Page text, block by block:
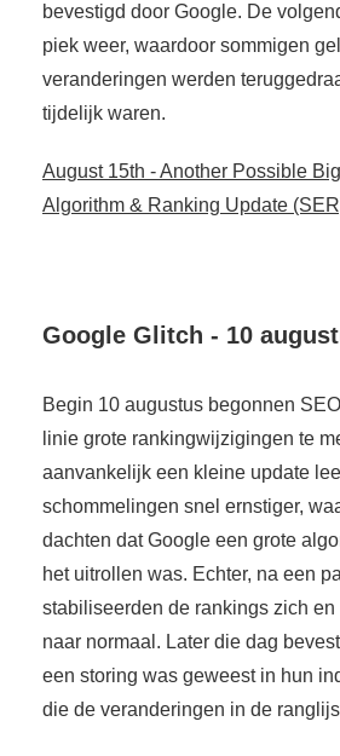
bevestigd door Google. De
piek weer, waardoor sommigen
veranderingen werden
tijdelijk waren.
August 15th - Another Possible
Algorithm & Ranking Update
Google Glitch - 10
Begin 10 augustus begonnen
linie grote rankingwijzigingen te
aanvankelijk een kleine update
schommelingen snel ernstiger,
dachten dat Google een grote
het uitrollen was. Echter, na een
stabiliseerden de rankings zich en
naar normaal. Later die dag
een storing was geweest in hun
die de veranderingen in de